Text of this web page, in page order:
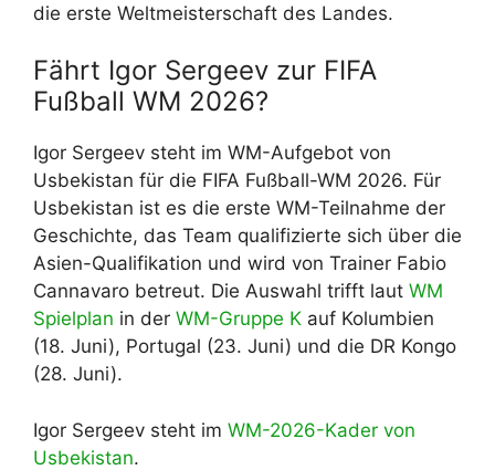
die erste Weltmeisterschaft des Landes.
Fährt Igor Sergeev zur FIFA
Fußball WM 2026?
Igor Sergeev steht im WM-Aufgebot von
Usbekistan für die FIFA Fußball-WM 2026. Für
Usbekistan ist es die erste WM-Teilnahme der
Geschichte, das Team qualifizierte sich über die
Asien-Qualifikation und wird von Trainer Fabio
Cannavaro betreut. Die Auswahl trifft laut WM
Spielplan in der WM-Gruppe K auf Kolumbien
(18. Juni), Portugal (23. Juni) und die DR Kongo
(28. Juni).
Igor Sergeev steht im WM-2026-Kader von
Usbekistan.